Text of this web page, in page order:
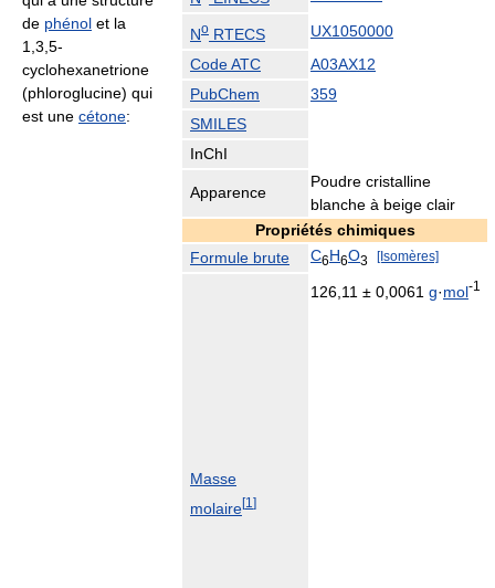
No RTECS
UX1050000
Code ATC
A03AX12
PubChem
359
SMILES
InChI
Apparence
Poudre cristalline
blanche à beige clair
Propriétés chimiques
Formule brute
C6H6O3 [Isomères]
Masse
molaire[1 ]
126,11 ± 0,0061 g·mol-1
de phénol et la
1,3,5-
cyclohexanetrione
(phloroglucine) qui
est une cétone: